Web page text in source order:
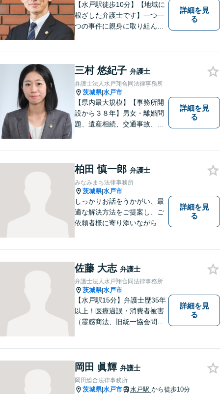
【水戸駅徒歩10分】【地域に
根ざした弁護士です】一つ一
つの事件に親身に取り組んで
把握した上で、正当な権利を
守るために丁寧な対応を致し
ます。
詳細を見
る
三村 悠紀子 弁護士
弁護士法人水戸翔合同法律事務所
茨城県|水戸市
【県内最大規模】【事務所開
設から３８年】男女・離婚問
題、遺産相続、交通事故、労
りごとがあればお気軽にご相
談ください！お一人おひとり
に誠実に向き合います。
詳細を見
る
柏田 慎一郎 弁護士
みなみまち法律事務所
茨城県|水戸市
しっかりお話をうかがい、最
適な解決方法をご提案し、ご
依頼者様に寄り添いながら全
詳細を見
る
佐藤 大志 弁護士
弁護士法人水戸翔合同法律事務所
茨城県|水戸市
【水戸駅15分】弁護士歴35年
以上！医療過誤・消費者被害
（霊感商法、旧統一協会問題
し、解決へと導いてまいりま
す。お気軽にご相談くださ
い。【メール24時間受付中】
詳細を見
る
岡田 眞輝 弁護士
岡田総合法律事務所
茨城県|水戸市 水戸駅 から徒歩10分